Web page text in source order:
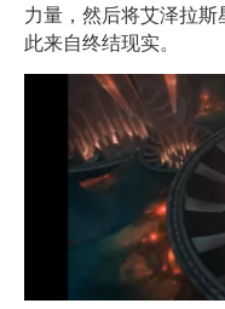
力量，然后将艾泽拉斯
此来自终结现实。